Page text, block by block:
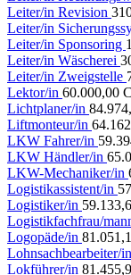
Leiter/in Revision
Leiter/in
Leiter/in Sponsoring
Leiter/in Wäscherei
Leiter/in Zweigstelle
Lektor/in 60.000,00
Lichtplaner/in
Liftmonteur/in
LKW Fahrer/in
LKW Händler/in
LKW-Mechaniker/in
Logistikassistent/in
Logistiker/in
Logistikfachfrau/
Logopäde/in
Lohnsachbearbeiter/in
Lokführer/in